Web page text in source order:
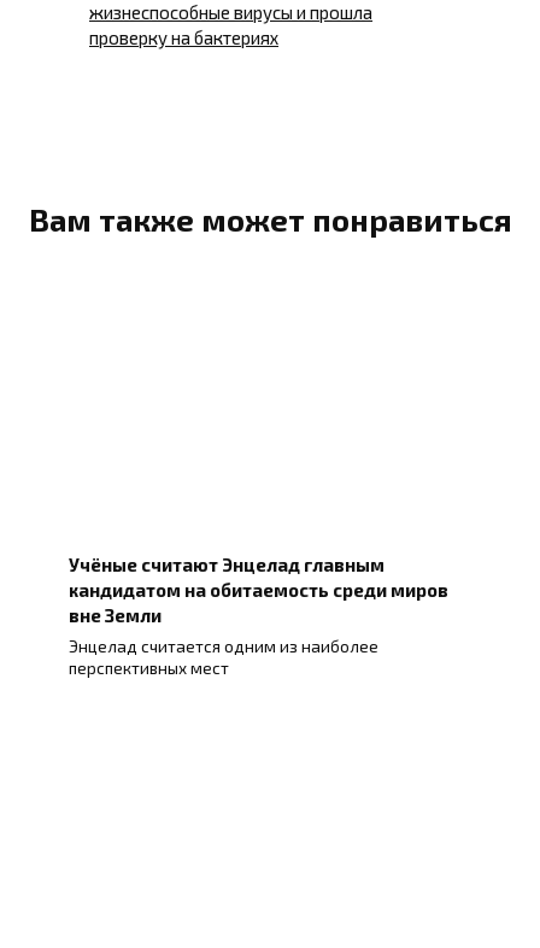
жизнеспособные вирусы и прошла
проверку на бактериях
Вам также может понравиться
Учёные считают Энцелад главным
кандидатом на обитаемость среди миров
вне Земли
Энцелад считается одним из наиболее
перспективных мест